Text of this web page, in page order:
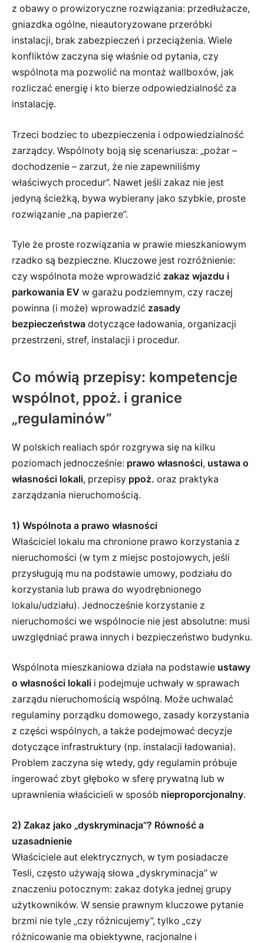
z obawy o prowizoryczne rozwiązania: przedłużacze,
gniazdka ogólne, nieautoryzowane przeróbki
instalacji, brak zabezpieczeń i przeciążenia. Wiele
konfliktów zaczyna się właśnie od pytania, czy
wspólnota ma pozwolić na montaż wallboxów, jak
rozliczać energię i kto bierze odpowiedzialność za
instalację.
Trzeci bodziec to ubezpieczenia i odpowiedzialność
zarządcy. Wspólnoty boją się scenariusza: „pożar –
dochodzenie – zarzut, że nie zapewniliśmy
właściwych procedur”. Nawet jeśli zakaz nie jest
jedyną ścieżką, bywa wybierany jako szybkie, proste
rozwiązanie „na papierze”.
Tyle że proste rozwiązania w prawie mieszkaniowym
rzadko są bezpieczne. Kluczowe jest rozróżnienie:
czy wspólnota może wprowadzić zakaz wjazdu i
parkowania EV w garażu podziemnym, czy raczej
powinna (i może) wprowadzić zasady
bezpieczeństwa dotyczące ładowania, organizacji
przestrzeni, stref, instalacji i procedur.
Co mówią przepisy: kompetencje
wspólnot, ppoż. i granice
„regulaminów”
W polskich realiach spór rozgrywa się na kilku
poziomach jednocześnie: prawo własności, ustawa o
własności lokali, przepisy ppoż. oraz praktyka
zarządzania nieruchomością.
1) Wspólnota a prawo własności
Właściciel lokalu ma chronione prawo korzystania z
nieruchomości (w tym z miejsc postojowych, jeśli
przysługują mu na podstawie umowy, podziału do
korzystania lub prawa do wyodrębnionego
lokalu/udziału). Jednocześnie korzystanie z
nieruchomości we wspólnocie nie jest absolutne: musi
uwzględniać prawa innych i bezpieczeństwo budynku.
Wspólnota mieszkaniowa działa na podstawie ustawy
o własności lokali i podejmuje uchwały w sprawach
zarządu nieruchomością wspólną. Może uchwalać
regulaminy porządku domowego, zasady korzystania
z części wspólnych, a także podejmować decyzje
dotyczące infrastruktury (np. instalacji ładowania).
Problem zaczyna się wtedy, gdy regulamin próbuje
ingerować zbyt głęboko w sferę prywatną lub w
uprawnienia właścicieli w sposób nieproporcjonalny.
2) Zakaz jako „dyskryminacja”? Równość a
uzasadnienie
Właściciele aut elektrycznych, w tym posiadacze
Tesli, często używają słowa „dyskryminacja” w
znaczeniu potocznym: zakaz dotyka jednej grupy
użytkowników. W sensie prawnym kluczowe pytanie
brzmi nie tyle „czy różnicujemy”, tylko „czy
różnicowanie ma obiektywne, racjonalne i